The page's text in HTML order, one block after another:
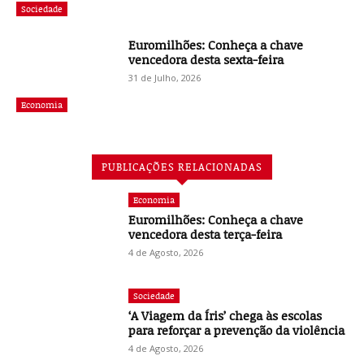
Sociedade
Economia
Euromilhões: Conheça a chave
vencedora desta sexta-feira
31 de Julho, 2026
PUBLICAÇÕES RELACIONADAS
Economia
Euromilhões: Conheça a chave
vencedora desta terça-feira
4 de Agosto, 2026
Sociedade
‘A Viagem da Íris’ chega às escolas
para reforçar a prevenção da violência
4 de Agosto, 2026